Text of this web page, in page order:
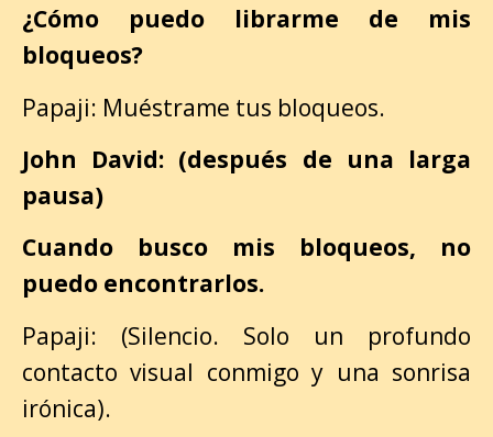
¿Cómo puedo librarme de mis
bloqueos?
Papaji: Muéstrame tus bloqueos.
John David: (después de una larga
pausa)
Cuando busco mis bloqueos, no
puedo encontrarlos.
Papaji: (Silencio. Solo un profundo
contacto visual conmigo y una sonrisa
irónica).